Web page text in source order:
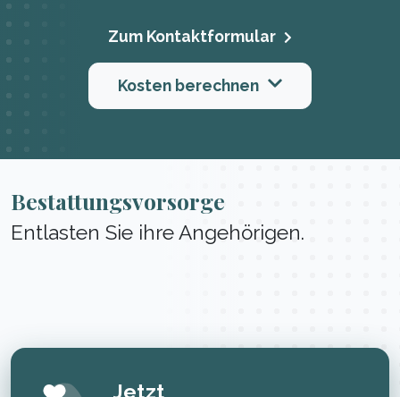
Zum Kontaktformular
Kosten berechnen
Bestattungsvorsorge
Entlasten Sie ihre Angehörigen.
Jetzt